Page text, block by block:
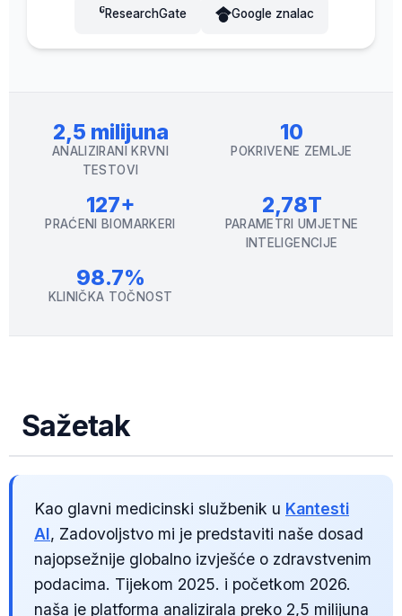
ja. Kao glavni medicinski direktor u Kantesti AI, vodi
točnost vlasničke neuronske mreže. Dr. Klein
radove o analizi biomarkera i optimizaciji referentnih
raspona specifičnih za populaciju.
ResearchGate Google znalac
2,5 milijuna
ANALIZIRANI KRVNI
TESTOVI
10
POKRIVENE ZEMLJE
127+
PRAĆENI BIOMARKERI
2,78T
PARAMETRI UMJETNE
INTELIGENCIJE
98.7%
KLINIČKA TOČNOST
Sažetak
Kao glavni medicinski službenik u Kantesti
AI, Zadovoljstvo mi je predstaviti naše dosad
najopsežnije globalno izvješće o zdravstvenim
podacima. Tijekom 2025. i početkom 2026.
naša je platforma analizirala preko 2,5 milijuna